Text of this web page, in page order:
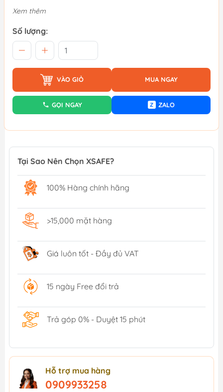
Xem thêm
Số lượng:
VÀO GIỎ MUA NGAY
GỌI NGAY Z ZALO
Tại Sao Nên Chọn XSAFE?
100% Hàng chính hãng
>15,000 mặt hàng
Giá luôn tốt - Đầy đủ VAT
15 ngày Free đổi trả
Trả góp 0% - Duyệt 15 phút
Hỗ trợ mua hàng
0909933258